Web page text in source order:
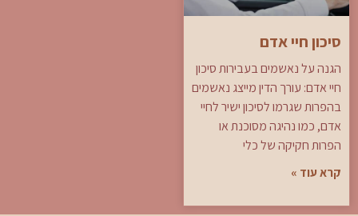
סיכון חיי אדם
הגנה על נאשמים בעבירות סיכון
חיי אדם: עורך הדין מייצג נאשמים
בהפרות שגרמו לסיכון ישיר לחיי
אדם, כמו נהיגה מסוכנת או
הפרות חקיקה של כלי
קרא עוד »